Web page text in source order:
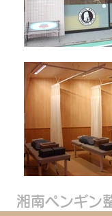
湘南ペンギン